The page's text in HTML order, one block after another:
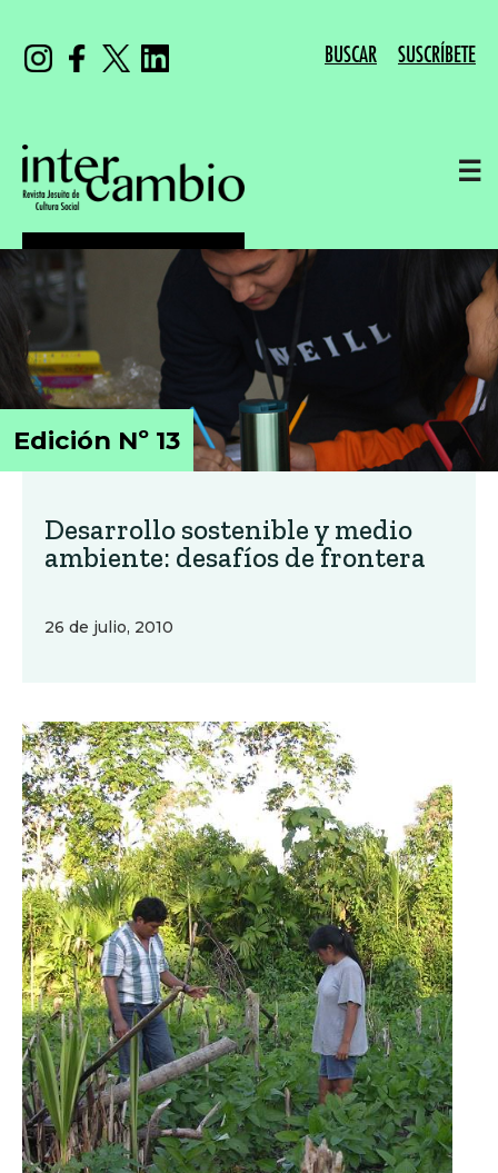
BUSCAR SUSCRÍBETE
☰
Edición Nº 13
Desarrollo sostenible y medio
ambiente: desafíos de frontera
26 de julio, 2010